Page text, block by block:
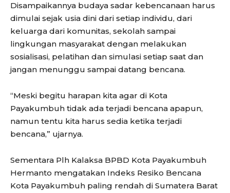
Disampaikannya budaya sadar kebencanaan harus
dimulai sejak usia dini dari setiap individu, dari
keluarga dari komunitas, sekolah sampai
lingkungan masyarakat dengan melakukan
sosialisasi, pelatihan dan simulasi setiap saat dan
jangan menunggu sampai datang bencana.
“Meski begitu harapan kita agar di Kota
Payakumbuh tidak ada terjadi bencana apapun,
namun tentu kita harus sedia ketika terjadi
bencana,” ujarnya.
Sementara Plh Kalaksa BPBD Kota Payakumbuh
Hermanto mengatakan Indeks Resiko Bencana
Kota Payakumbuh paling rendah di Sumatera Barat